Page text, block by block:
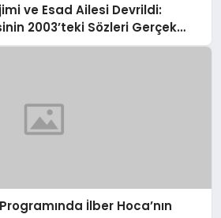
ve Esad Ailesi Devrildi:
2003’teki Sözleri Gerçek
İlber Hoca’nın